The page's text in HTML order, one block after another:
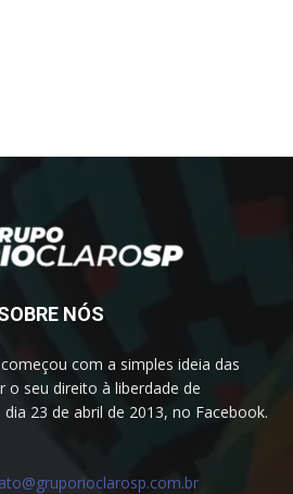
NÓS
com a simples ideia das
o seu direito à liberdade de
23 de abril de 2013, no Facebook.